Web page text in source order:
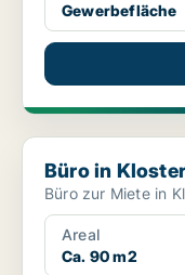
Gewerbefläche
Büro in
Büro in
Büro zur Miete in
Areal
Ca. 90 m2